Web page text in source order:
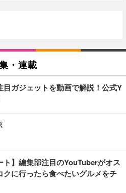
・連載
目ガジェットを動画で解説！公式Y
ト】編集部注目のYouTuberがオス
クに行ったら食べたいグルメをチ